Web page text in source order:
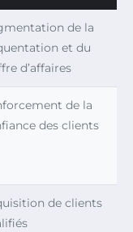
de la
et du
d’affaires
de la
des clients
de clients